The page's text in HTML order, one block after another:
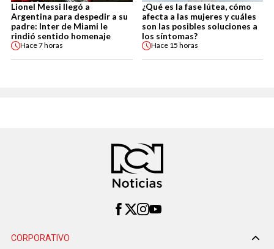
Lionel Messi llegó a
Argentina para despedir a su
padre: Inter de Miami le
rindió sentido homenaje
Hace7 horas
¿Qué es la fase lútea, cómo
afecta a las mujeres y cuáles
son las posibles soluciones a
los síntomas?
Hace 15 horas
CORPORATIVO